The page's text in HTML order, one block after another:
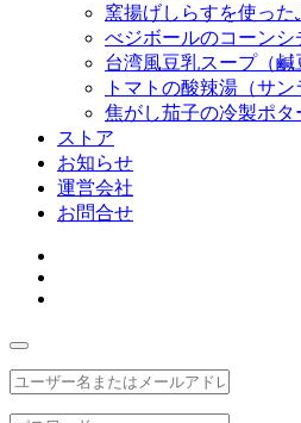
窯揚げしらすを使った
べジボールのコーンシ
台湾風豆乳スープ（鹹
トマトの酸辣湯（サン
焦がし茄子の冷製ポタ
ストア
お知らせ
運営会社
お問合せ